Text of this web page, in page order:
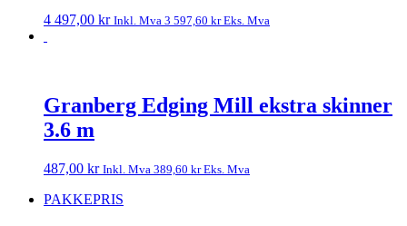
4 497,00 kr Inkl. Mva 3 597,60 krEks. Mva
Granberg Edging Mill ekstra skinner
3.6 m
487,00 kr Inkl. Mva 389,60 krEks. Mva
PAKKEPRIS